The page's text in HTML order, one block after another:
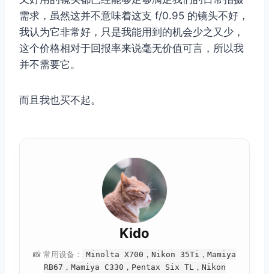
需求，虽然这并不意味着这支 f/0.95 的镜头不好，
我认为它非常好，只是我能用到的机会少之又少，
这个价格相对于回报率来说毫无价值可言，所以我
并不需要它。
而且我也买不起。
Kido
📸 常用设备：
Minolta X700，Nikon 35Ti，Mamiya
RB67，Mamiya C330，Pentax Six TL，Nikon
取消 搜索